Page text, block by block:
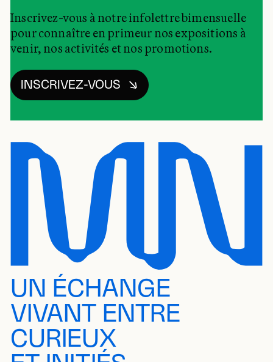
Inscrivez-vous à notre infolettre bimensuelle
pour connaître en primeur nos expositions à
venir, nos activités et nos promotions.
INSCRIVEZ-VOUS
UN ÉCHANGE
VIVANT ENTRE
CURIEUX